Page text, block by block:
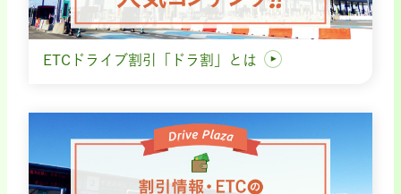
ETCドライブ割引「ドラ割」とは